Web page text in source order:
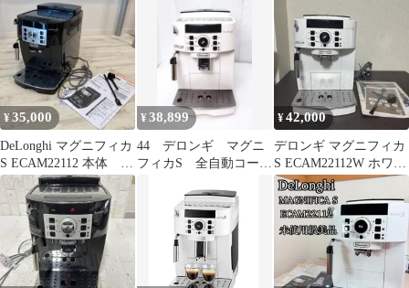
ク）
¥35,000
DeLonghi マグニフィカ
S ECAM22112 本体 デ
ロンギ
¥38,899
44 デロンギ マグニ
フィカS 全自動コーヒ
¥42,000
デロンギ マグニフィカ
S ECAM22112W ホワイ
ト 全自動コーヒーマシ
ン